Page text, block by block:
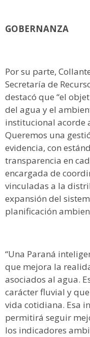
GOBERNANZA
Por su parte,
Secretaría de
destacó que “el
del agua y el
institucional acorde
Queremos una
evidencia, con
transparencia en
encargada de
vinculadas a la
expansión del
planificación
“Una Paraná
que mejora la
asociados al agua.
carácter fluvial y
vida cotidiana. Esa
permitirá seguir
los indicadores